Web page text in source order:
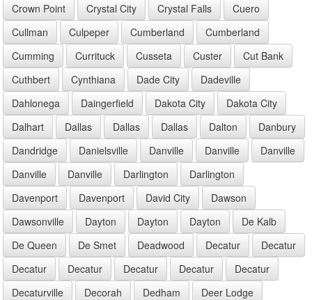
Crown Point
Crystal City Crystal Falls
Cuero
Cullman
Culpeper Cumberland
Cumberland
Cumming
Currituck Cusseta Custer
Cut Bank
Cuthbert
Cynthiana Dade City
Dadeville
Dahlonega
Daingerfield Dakota City
Dakota City
Dalhart
Dallas Dallas Dallas Dalton
Danbury
Dandridge
Danielsville Danville Danville
Danville
Danville
Danville Darlington
Darlington
Davenport
Davenport David City
Dawson
Dawsonville
Dayton Dayton Dayton
De Kalb
De Queen
De Smet Deadwood Decatur
Decatur
Decatur
Decatur Decatur Decatur
Decatur
Decaturville
Decorah Dedham
Deer Lodge